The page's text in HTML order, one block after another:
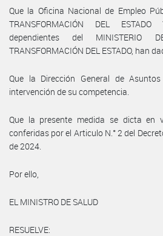
Que la Oficina Nacional de Empleo
TRANSFORMACIÓN DEL
dependientes del MINISTERIO
TRANSFORMACIÓN DEL ESTADO, han
Que la Dirección General de
intervención de su competencia.
Que la presente medida se dicta en
conferidas por el Articulo N.° 2 del
de 2024.
Por ello,
EL MINISTRO DE SALUD
RESUELVE: